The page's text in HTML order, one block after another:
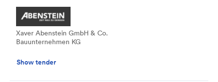
Xaver Abenstein GmbH & Co.
Bauunternehmen KG
Show tender